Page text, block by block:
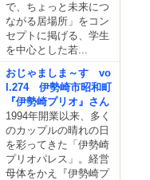
で、ちょっと未来につ
ながる居場所」をコン
セプトに掲げる、学生
を中心とした若...
おじゃましま～す vo
l.274 伊勢崎市昭和町
『伊勢崎プリオ』さん
1994年開業以来、多く
のカップルの晴れの日
を彩ってきた「伊勢崎
プリオパレス」。経営
母体をかえ『伊勢崎プ